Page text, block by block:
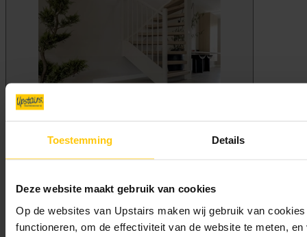
Toestemming Details
Deze website maakt gebruik van cookies
Op de websites van Upstairs maken wij gebruik van
functioneren, om de effectiviteit van de website te meten,